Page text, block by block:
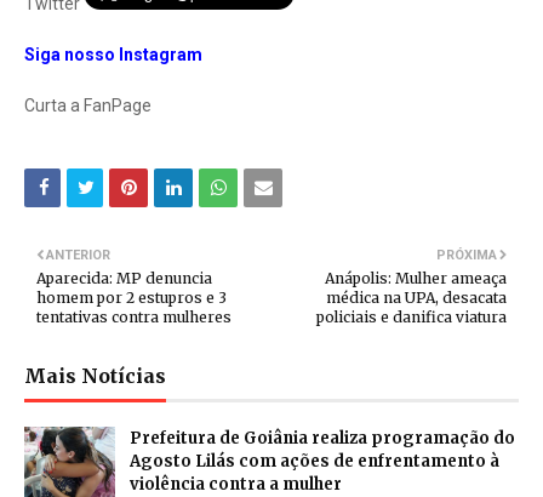
Siga nosso Instagram
Curta a FanPage
PRÓXIMA
Anápolis: Mulher ameaça
médica na UPA, desacata
policiais e danifica viatura
ANTERIOR
Aparecida: MP denuncia
homem por 2 estupros e 3
tentativas contra mulheres
Mais Notícias
Prefeitura de Goiânia realiza programação do
Agosto Lilás com ações de enfrentamento à
violência contra a mulher